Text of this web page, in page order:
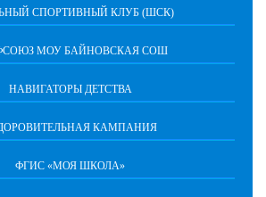
СПОРТИВНЫЙ КЛУБ (ШСК)
МОУ БАЙНОВСКАЯ СОШ
НАВИГАТОРЫ ДЕТСТВА
КАМПАНИЯ
ФГИС «МОЯ ШКОЛА»